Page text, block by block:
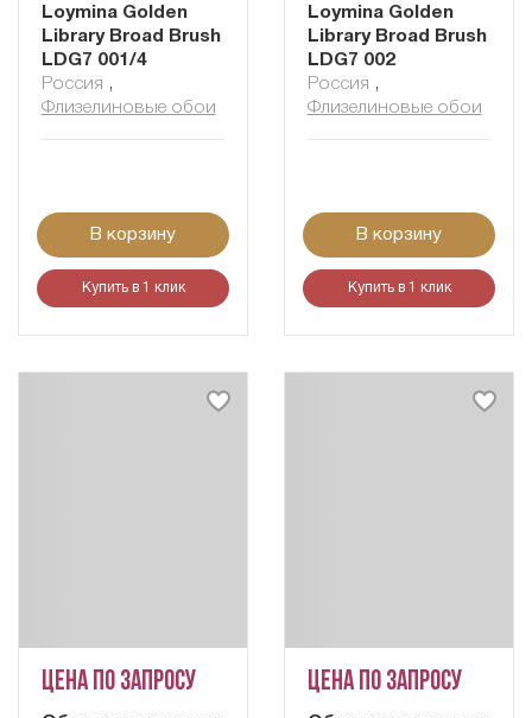
Loymina Golden
Library Broad Brush
LDG7 001/4
Россия ,
Флизелиновые обои
В корзину
Купить в 1 клик
Loymina Golden
Library Broad Brush
LDG7 002
Россия ,
Флизелиновые обои
В корзину
Купить в 1 клик
Цена по запросу Цена по запросу